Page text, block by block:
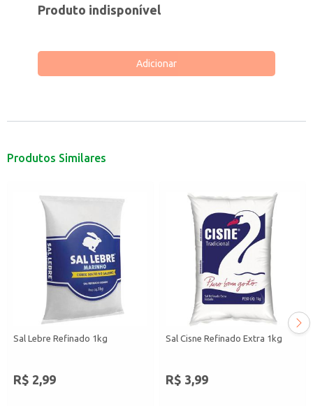
Produto indisponível
Adicionar
Produtos Similares
Sal Lebre Refinado 1kg
R$ 2,99
Sal Cisne Refinado Extra 1kg
R$ 3,99